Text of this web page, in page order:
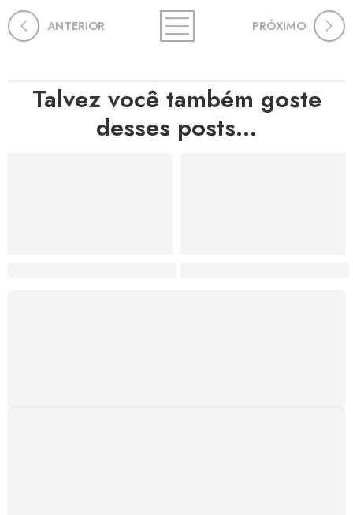
ANTERIOR PRÓXIMO
Talvez você também goste
desses posts...